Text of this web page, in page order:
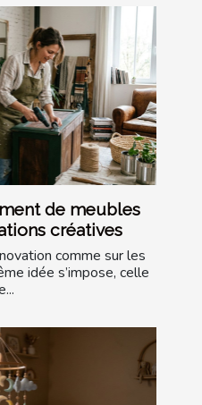
de meubles
créatives
comme sur les
idée s’impose, celle